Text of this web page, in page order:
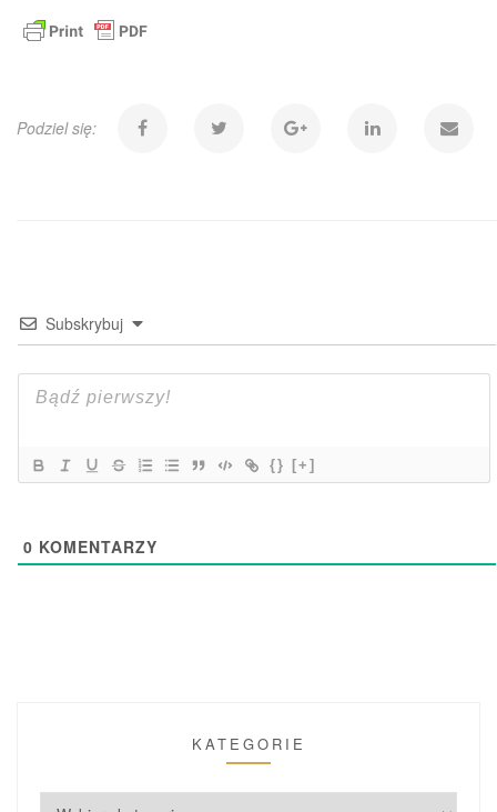
Podziel się:
Subskrybuj
{} [+]
0 KOMENTARZY
KATEGORIE